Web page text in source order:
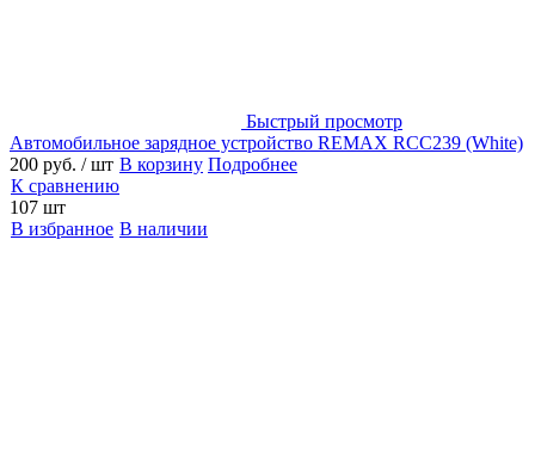
Быстрый просмотр
Автомобильное зарядное устройство REMAX RCC239 (White)
200 руб. / шт В корзину Подробнее
К сравнению
107 шт
В избранное В наличии